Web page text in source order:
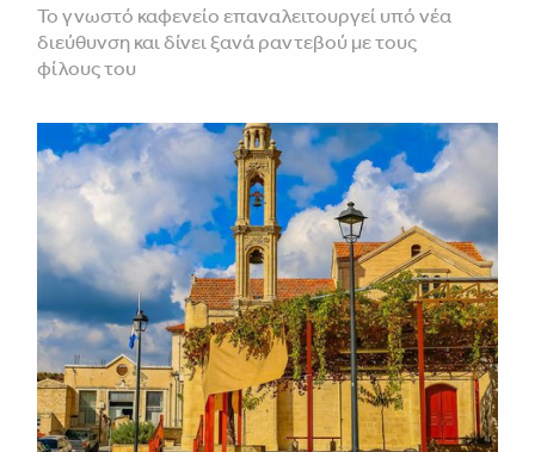
Το γνωστό καφενείο επαναλειτουργεί υπό νέα
διεύθυνση και δίνει ξανά ραντεβού με τους
φίλους του